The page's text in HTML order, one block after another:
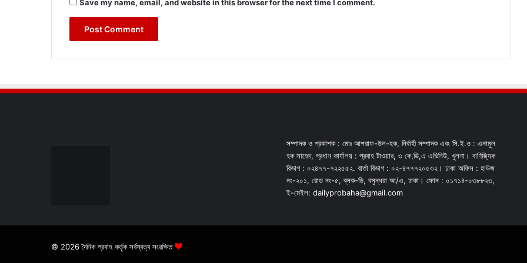
Save my name, email, and website in this browser for the next time I comment.
সম্পাদক ও প্রকাশক : মোঃ আশরাফ-উল-হক, নির্বাহী সম্পাদক এবং সি.ই.ও : এনামুল
হক সাহেদ, প্রধান কার্যালয় : প্রবাহ টাওয়ার, ৩ কে,ডি,এ এভিনিউ, খুলনা। বাণিজ্যিক
বিভাগ : ০২৪৭৭-৭২২৫৫২. বার্তা বিভাগ : ০২-৪৭৭৭২০৫৩২। ঢাকা অফিস : হাউজ
নং-২০১, রোড নং-৫, ব্লক-ডি, বসুন্ধরা আ/এ, ঢাকা। ফোন : ০১৭১৪-০৩৮৮২৩,
ই-মেইল: dailyprobaha@gmail.com
© 2026 দৈনিক প্রবাহ কর্তৃক সর্বস্বত্ব সংরক্ষিত